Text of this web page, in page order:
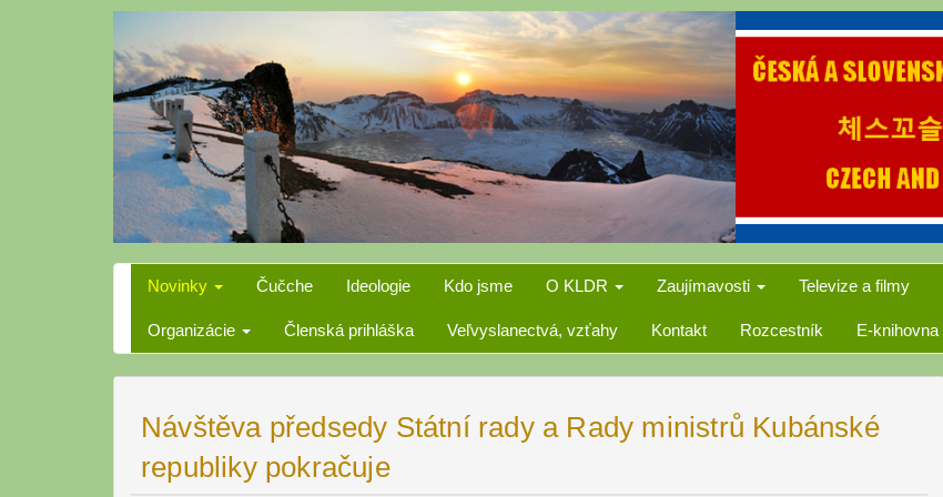
Novinky Čučche Ideologie Kdo jsme O KLDR Zaujímavosti Televize a filmy
Organizácie Členská prihláška Veľvyslanectvá, vzťahy Kontakt Rozcestník E-knihovna
Návštěva předsedy Státní rady a Rady ministrů Kubánské
republiky pokračuje